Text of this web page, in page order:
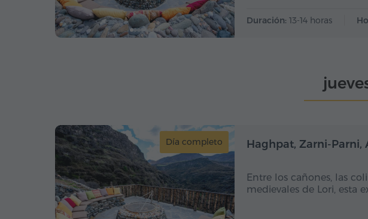
Duración: 13-14 horas
Día completo Día
Haghpat, Zarni-Parni,
Entre los cañones, las
medievales de Lori, esta